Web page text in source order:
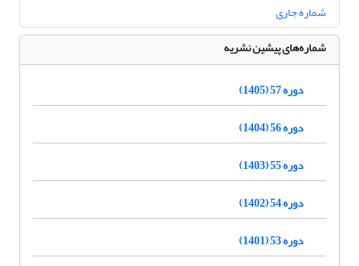
شماره جاری
شماره‌های پیشین نشریه
دوره 57 (1405)
دوره 56 (1404)
دوره 55 (1403)
دوره 54 (1402)
دوره 53 (1401)